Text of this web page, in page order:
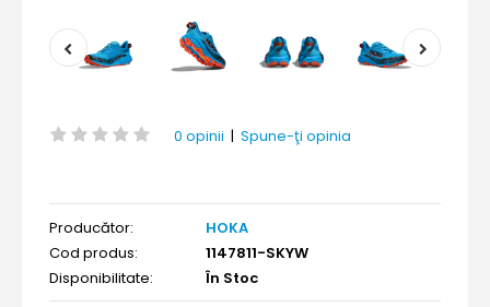
0 opinii | Spune-ţi opinia
Producător:
HOKA
Cod produs:
1147811-SKYW
Disponibilitate:
În Stoc